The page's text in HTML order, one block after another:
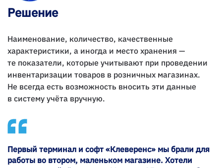
Решение
Наименование, количество, качественные
характеристики, а иногда и место хранения —
те показатели, которые учитывают при проведении
инвентаризации товаров в розничных магазинах.
Не всегда есть возможность вносить эти данные
в систему учёта вручную.
Первый терминал и софт «Клеверенс» мы брали для
работы во втором, маленьком магазине. Хотели